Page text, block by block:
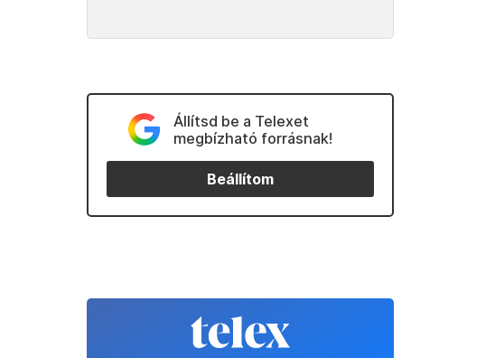
Állítsd be a Telexet
megbízható forrásnak!
Beállítom